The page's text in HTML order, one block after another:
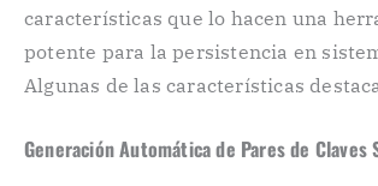
características que lo hacen una
potente para la persistencia en
Algunas de las características
Generación Automática de Pares de Claves